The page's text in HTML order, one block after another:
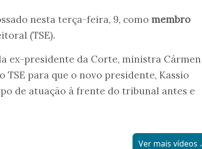
nesta terça-feira, 9, como membro
(TSE).
ex-presidente da Corte, ministra Cármen
TSE para que o novo presidente, Kassio
de atuação à frente do tribunal antes e
Ver mais vídeos